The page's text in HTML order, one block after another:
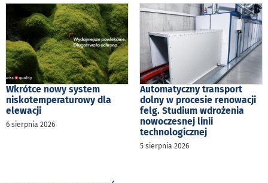
Wkrótce nowy system
niskotemperaturowy dla
elewacji
6 sierpnia 2026
Automatyczny transport
dolny w procesie renowacji
felg. Studium wdrożenia
nowoczesnej linii
technologicznej
5 sierpnia 2026